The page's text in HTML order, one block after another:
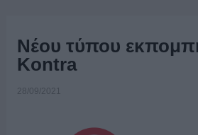
Νέου τύπου
Kontra
28/09/2021